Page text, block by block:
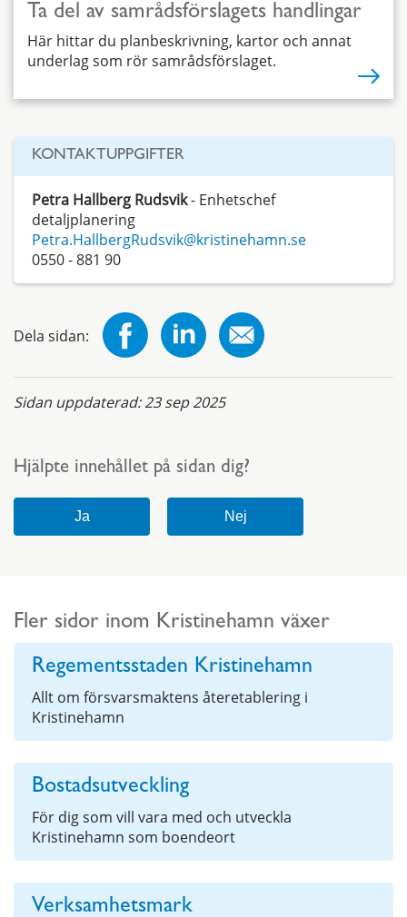
Ta del av samrådsförslagets handlingar
Här hittar du planbeskrivning, kartor och annat
underlag som rör samrådsförslaget.
KONTAKTUPPGIFTER
Petra Hallberg Rudsvik- Enhetschef
detaljplanering
Petra.HallbergRudsvik@kristinehamn.se
0550 - 881 90
Dela sidan:
Sidan uppdaterad:23 sep 2025
Hjälpte innehållet på sidan dig?
Fler sidor inom Kristinehamn växer
Regementsstaden Kristinehamn
Allt om försvarsmaktens återetablering i
Kristinehamn
Bostadsutveckling
För dig som vill vara med och utveckla
Kristinehamn som boendeort
Verksamhetsmark